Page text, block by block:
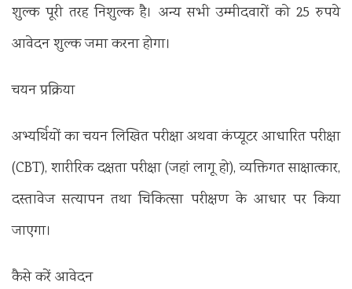
शुल्क पूरी तरह निशुल्क है। अन्य सभी उम्मीदवारों को 25 रुपये
आवेदन शुल्क जमा करना होगा।
चयन प्रक्रिया
अभ्यर्थियों का चयन लिखित परीक्षा अथवा कंप्यूटर आधारित परीक्षा
(CBT), शारीरिक दक्षता परीक्षा (जहां लागू हो), व्यक्तिगत साक्षात्कार,
दस्तावेज सत्यापन तथा चिकित्सा परीक्षण के आधार पर किया
जाएगा।
कैसे करें आवेदन